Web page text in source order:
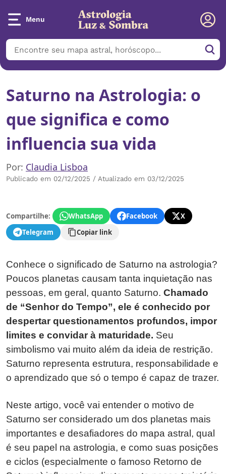
Menu
Saturno na Astrologia: o
que significa e como
influencia sua vida
Por: Claudia Lisboa
Publicado em 02/12/2025 / Atualizado em 03/12/2025
Compartilhe: WhatsApp Facebook
X
Telegram
Copiar link
Conhece o significado de Saturno na astrologia?
Poucos planetas causam tanta inquietação nas
pessoas, em geral, quanto Saturno. Chamado
de “Senhor do Tempo”, ele é conhecido por
despertar questionamentos profundos, impor
limites e convidar à maturidade. Seu
simbolismo vai muito além da ideia de restrição.
Saturno representa estrutura, responsabilidade e
o aprendizado que só o tempo é capaz de trazer.
Neste artigo, você vai entender o motivo de
Saturno ser considerado um dos planetas mais
importantes e desafiadores do mapa astral, qual
é seu papel na astrologia, e como suas posições
e ciclos (especialmente o famoso Retorno de